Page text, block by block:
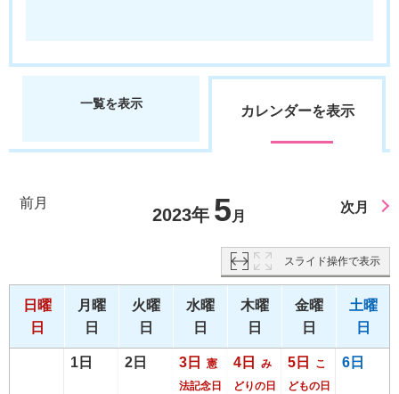
一覧を表示 カレンダーを表示
前月
2023年 5 月
次月
スライド操作で表示
日曜
日
月曜
日
火曜
日
水曜
日
木曜
日
金曜
日
土曜
日
1日 2日 3日
憲
法記念日
4日
み
どりの日
5日
こ
どもの日
6日